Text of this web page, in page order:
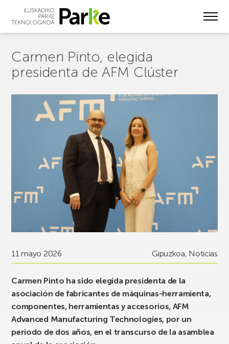
Carmen Pinto, elegida
presidenta de AFM Clúster
11 mayo 2026 Gipuzkoa, Noticias
Carmen Pinto ha sido elegida presidenta de la
asociación de fabricantes de máquinas-herramienta,
componentes, herramientas y accesorios, AFM
Advanced Manufacturing Technologies, por un
periodo de dos años, en el transcurso de la asamblea